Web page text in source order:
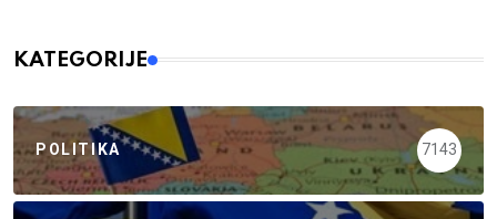
KATEGORIJE
POLITIKA 7143